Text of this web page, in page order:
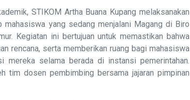
STIKOM Artha Buana Kupang melaksanakan
mahasiswa yang sedang menjalani Magang di Biro
Kegiatan ini bertujuan untuk memastikan bahwa
rencana, serta memberikan ruang bagi mahasiswa
mereka selama berada di instansi pemerintahan.
tim dosen pembimbing bersama jajaran pimpinan